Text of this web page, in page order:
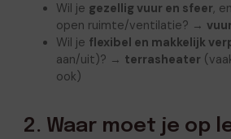
Wil je gezellig vuur en sfeer,
open ruimte/ventilatie? →
Wil je flexibel en makkelijk
aan/uit)? → terrasheater
ook)
2. Waar moet je op